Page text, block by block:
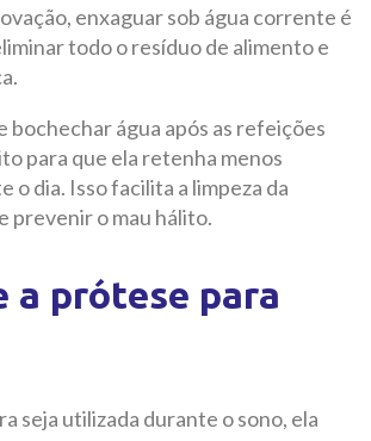
enxaguar sob água corrente é
todo o resíduo de alimento e
bochechar água após as refeições
para que ela retenha menos
o dia. Isso facilita a limpeza da
prevenir o mau hálito.
a prótese para
seja utilizada durante o sono, ela